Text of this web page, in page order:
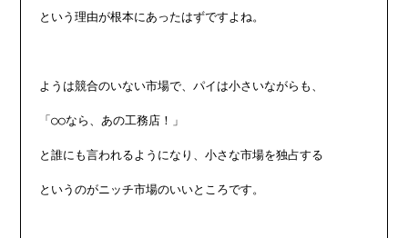
という理由が根本にあったはずですよね。
ようは競合のいない市場で、パイは小さいながらも、
「○○なら、あの工務店！」
と誰にも言われるようになり、小さな市場を独占する
というのがニッチ市場のいいところです。